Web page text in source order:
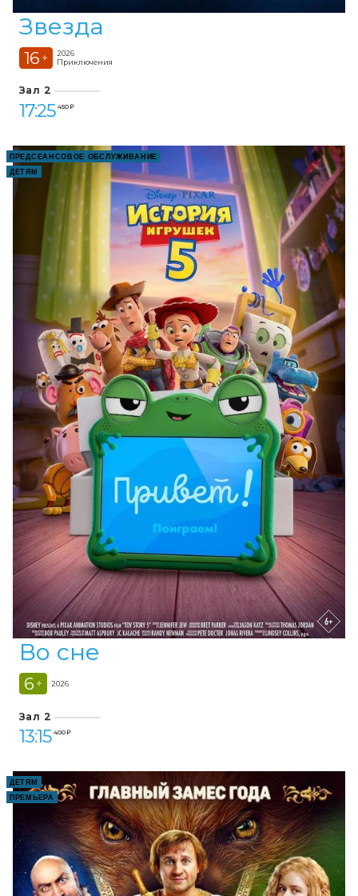
Звезда
16 +
2026
Приключения
Зал 2
17:25 450 ₽
ПРЕДСЕАНСОВОЕ ОБСЛУЖИВАНИЕ
ДЕТЯМ
Во сне
6 + 2026
Зал 2
13:15 400 ₽
ДЕТЯМ
ПРЕМЬЕРА